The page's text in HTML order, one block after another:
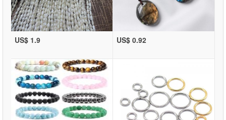
US$ 1.9 US$ 0.92